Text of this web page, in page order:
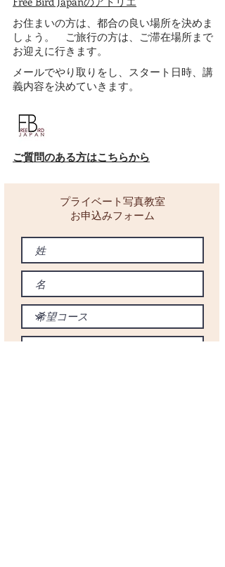
お住まいの方は、都合の良い場所を決めま
しょう。 ご旅行の方は、ご滞在場所まで
お迎えに行きます。
メールでやり取りをし、スタート日時、講
義内容を決めていきます。
ご質問のある方はこちらから
プライベート写真教室​
お申込みフォーム